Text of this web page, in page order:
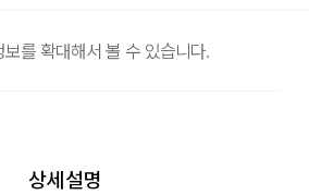
보를 확대해서 볼 수 있습니다.
상세설명